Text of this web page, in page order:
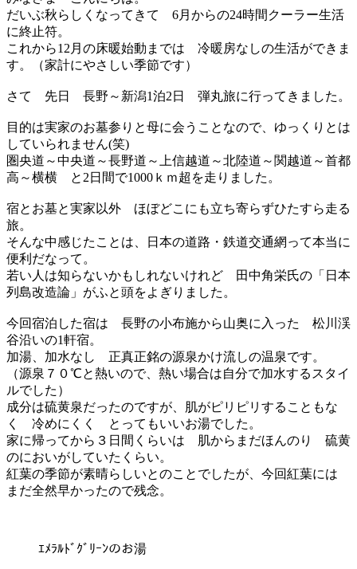
だいぶ秋らしくなってきて 6月からの24時間クーラー生活
に終止符。
これから12月の床暖始動までは 冷暖房なしの生活ができま
す。（家計にやさしい季節です）
さて 先日 長野～新潟1泊2日 弾丸旅に行ってきました。
目的は実家のお墓参りと母に会うことなので、ゆっくりとは
していられません(笑)
圏央道～中央道～長野道～上信越道～北陸道～関越道～首都
高～横横 と2日間で1000ｋｍ超を走りました。
宿とお墓と実家以外 ほぼどこにも立ち寄らずひたすら走る
旅。
そんな中感じたことは、日本の道路・鉄道交通網って本当に
便利だなって。
若い人は知らないかもしれないけれど 田中角栄氏の「日本
列島改造論」がふと頭をよぎりました。
今回宿泊した宿は 長野の小布施から山奥に入った 松川渓
谷沿いの1軒宿。
加湯、加水なし 正真正銘の源泉かけ流しの温泉です。
（源泉７０℃と熱いので、熱い場合は自分で加水するスタイ
ルでした）
成分は硫黄泉だったのですが、肌がピリピリすることもな
く 冷めにくく とってもいいお湯でした。
家に帰ってから３日間くらいは 肌からまだほんのり 硫黄
のにおいがしていたくらい。
紅葉の季節が素晴らしいとのことでしたが、今回紅葉には
まだ全然早かったので残念。
ｴﾒﾗﾙﾄﾞｸﾞﾘｰﾝのお湯